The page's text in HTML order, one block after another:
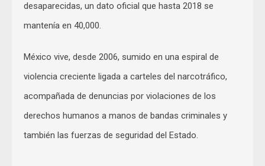
desaparecidas, un dato oficial que hasta 2018 se
mantenía en 40,000.
México vive, desde 2006, sumido en una espiral de
violencia creciente ligada a carteles del narcotráfico,
acompañada de denuncias por violaciones de los
derechos humanos a manos de bandas criminales y
también las fuerzas de seguridad del Estado.